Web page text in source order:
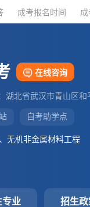
成考报名时间
在线咨询
湖北省武汉市青山区和
自考助学点
无机非金属材料工程
专业 招生政
成考报名时间